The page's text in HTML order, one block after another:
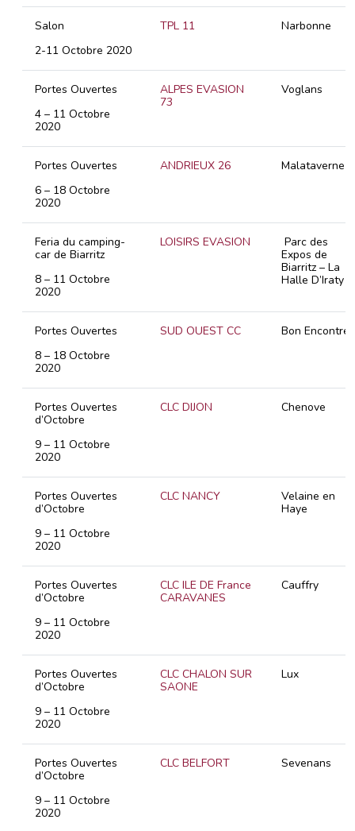
Salon
2-11 Octobre 2020
TPL 11 Narbonne
Portes Ouvertes
4 – 11 Octobre
2020
ALPES EVASION
73
Voglans
Portes Ouvertes
6 – 18 Octobre
2020
ANDRIEUX 26 Malataverne
Feria du camping-
car de Biarritz
8 – 11 Octobre
2020
LOISIRS EVASION
Parc des
Expos de
Biarritz – La
Halle D’Iraty
Portes Ouvertes
8 – 18 Octobre
2020
SUD OUEST CC Bon Encontre
Portes Ouvertes
d’Octobre
9 – 11 Octobre
2020
CLC DIJON Chenove
Portes Ouvertes
d’Octobre
9 – 11 Octobre
2020
CLC NANCY
Velaine en
Haye
Portes Ouvertes
d’Octobre
9 – 11 Octobre
2020
CLC ILE DE France
CARAVANES
Cauffry
Portes Ouvertes
d’Octobre
9 – 11 Octobre
2020
CLC CHALON SUR
SAONE
Lux
Portes Ouvertes
d’Octobre
9 – 11 Octobre
2020
CLC BELFORT Sevenans